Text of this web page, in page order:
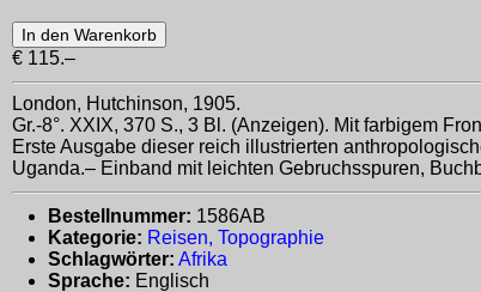
€ 115.–
London, Hutchinson, 1905.
Gr.-8°. XXIX, 370 S., 3 Bl. (Anzeigen). Mit farbigem
Erste Ausgabe dieser reich illustrierten
Uganda.– Einband mit leichten Gebruchsspuren,
Bestellnummer: 1586AB
Kategorie: Reisen, Topographie
Schlagwörter: Afrika
Sprache: Englisch